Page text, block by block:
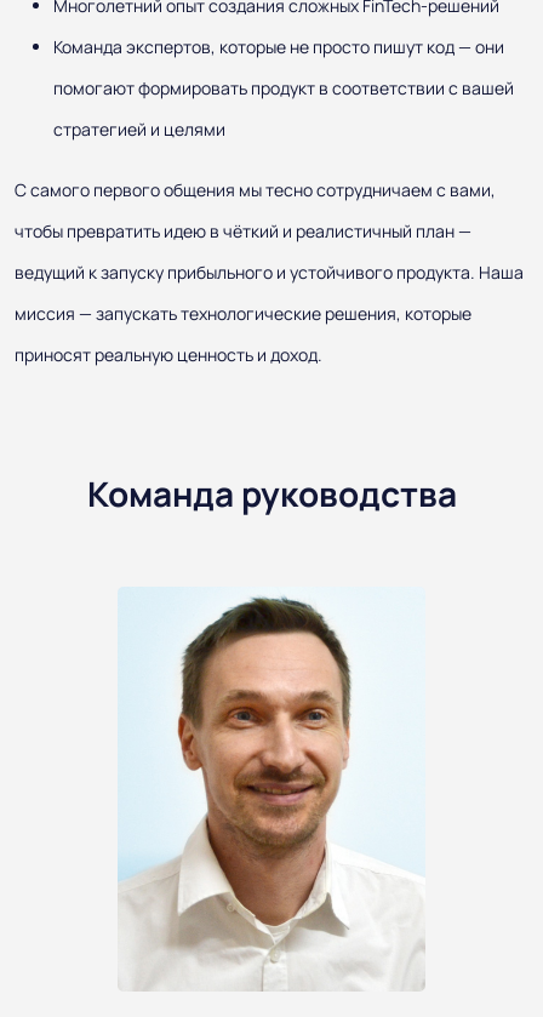
Многолетний опыт создания сложных FinTech-решений
Команда экспертов, которые не просто пишут код — они
помогают формировать продукт в соответствии с вашей
стратегией и целями
С самого первого общения мы тесно сотрудничаем с вами,
чтобы превратить идею в чёткий и реалистичный план —
ведущий к запуску прибыльного и устойчивого продукта. Наша
миссия — запускать технологические решения, которые
приносят реальную ценность и доход.
Команда руководства